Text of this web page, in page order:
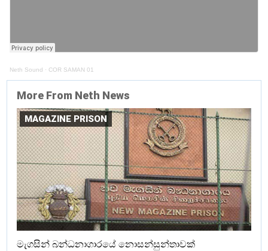
Neth Sound · COR SAMAN 01
More From Neth News
MAGAZINE PRISON
මැගසින් බන්ධනාගාරයේ නොසන්සුන්තාවක්